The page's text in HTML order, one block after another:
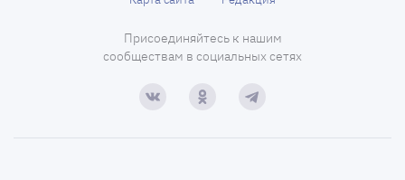
Присоединяйтесь к нашим
сообществам в социальных сетях